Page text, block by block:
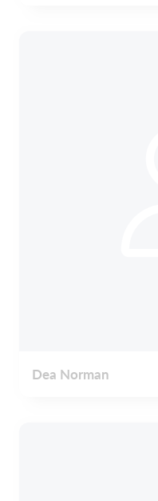
Dea Norman